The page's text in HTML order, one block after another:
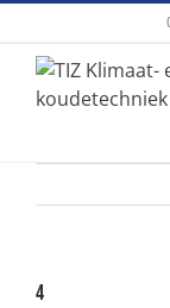
inhoud
4